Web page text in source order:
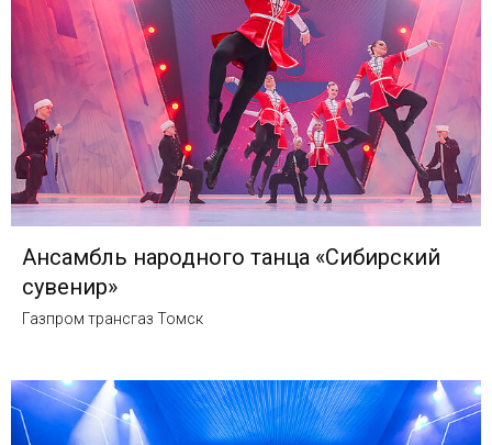
Ансамбль народного танца «Сибирский
сувенир»
Газпром трансгаз Томск